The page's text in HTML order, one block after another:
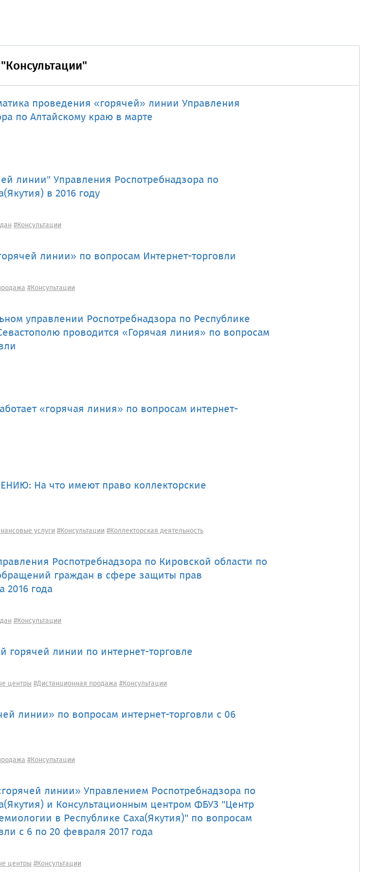
проведения «горячей» линии Управления
по Алтайскому краю в марте
линии" Управления Роспотребнадзора по
в 2016 году
#Консультации
линии» по вопросам Интернет-торговли
#Консультации
управлении Роспотребнадзора по Республике
проводится «Горячая линия» по вопросам
«горячая линия» по вопросам интернет-
На что имеют право коллекторские
услуги#Консультации#Коллекторская деятельность
Роспотребнадзора по Кировской области по
граждан в сфере защиты прав
2016 года
#Консультации
горячей линии по интернет-торговле
центры#Дистанционная продажа#Консультации
линии» по вопросам интернет-торговли с 06
#Консультации
линии» Управлением Роспотребнадзора по
и Консультационным центром ФБУЗ "Центр
в Республике Саха(Якутия)" по вопросам
с 6 по 20 февраля 2017 года
центры#Консультации